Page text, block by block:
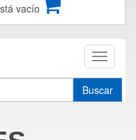
vacío
Toggle
Buscar